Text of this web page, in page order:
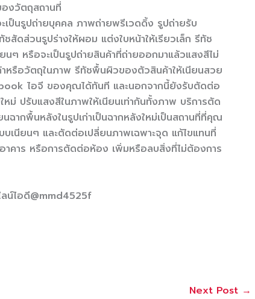
งวัตถุสถานที่
ป็นรูปถ่ายบุคคล ภาพถ่ายพรีเวดดิ้ง รูปถ่ายรับ
ดส่วนรูปร่างให้ผอม แต่งใบหน้าให้เรียวเล็ก รีทัช
หรือจะเป็นรูปถ่ายสินค้าที่ถ่ายออกมาแล้วแสงสีไม่
หรือวัตถุในภาพ รีทัชพื้นผิวของตัวสินค้าให้เนียนสวย
ไอจี ของคุณได้ทันที และนอกจากนี้ยังรับตัดต่อ
ม่ ปรับแสงสีในภาพให้เนียนเท่ากันทั้งภาพ บริการตัด
ากพื้นหลังในรูปเก่าเป็นฉากหลังใหม่เป็นสถานที่ที่คุณ
เนียนๆ และตัดต่อเปลี่ยนภาพเฉพาะจุด แก้ไขแทนที่
าคาร หรือการตัดต่อห้อง เพิ่มหรือลบสิ่งที่ไม่ต้องการ
น์ไอดี@mmd4525f
Next Post →